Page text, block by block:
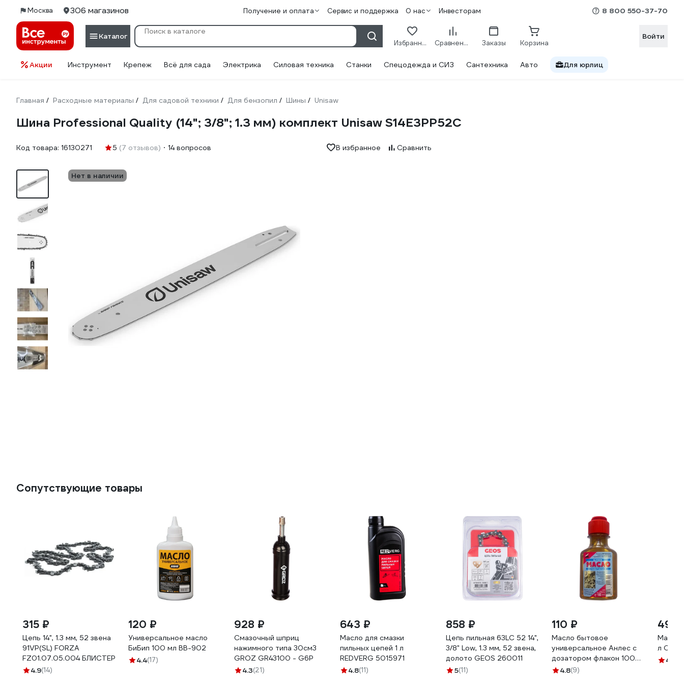
Москва 306 магазинов Получение и оплата Сервис и поддержка О нас Инвесторам 8 800 550-37-70
Каталог
Избранное Сравнение Заказы Корзина
Войти
Акции Инструмент Крепеж Всё для сада Электрика Силовая техника Станки Спецодежда и СИЗ Сантехника Авто Для юрлиц
Главная / Расходные материалы / Для садовой техники / Для бензопил / Шины / Unisaw
Шина Professional Quality (14"; 3/8"; 1.3 мм) комплект Unisaw S14E3PP52C
Код товара: 16130271 5 (7 отзывов) 14 вопросов В избранное Сравнить
Нет в наличии
Сопутствующие товары
315 ₽
Цепь 14", 1.3 мм, 52 звена
91VP(SL) FORZA
FZ01.07.05.004 БЛИСТЕР
4.9(14)
120 ₽
Универсальное масло
БиБип 100 мл BB-902
4.4(17)
928 ₽
Смазочный шприц
нажимного типа 30см3
GROZ GR43100 - G6P
4.3(21)
643 ₽
Масло для смазки
пильных цепей 1 л
REDVERG 5015971
4.8(11)
858 ₽
Цепь пильная 63LC 52 14",
3/8" Low, 1.3 мм, 52 звена,
долото GEOS 260011
5(11)
110 ₽
Масло бытовое
универсальное Анлес с
дозатором флакон 100мл
70282
4.8(9)
490
Масло
л
4.7